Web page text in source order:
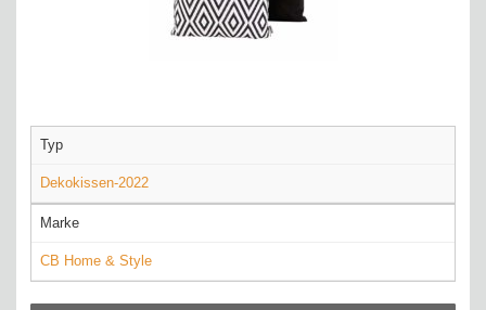
Typ
Dekokissen-2022
Marke
CB Home & Style